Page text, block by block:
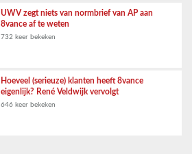
UWV zegt niets van normbrief van AP aan
8vance af te weten
732 keer bekeken
Hoeveel (serieuze) klanten heeft 8vance
eigenlijk? René Veldwijk vervolgt
646 keer bekeken